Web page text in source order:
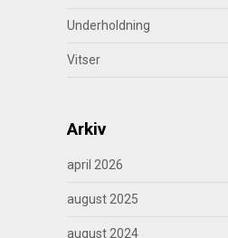
Underholdning
Vitser
Arkiv
april 2026
august 2025
august 2024